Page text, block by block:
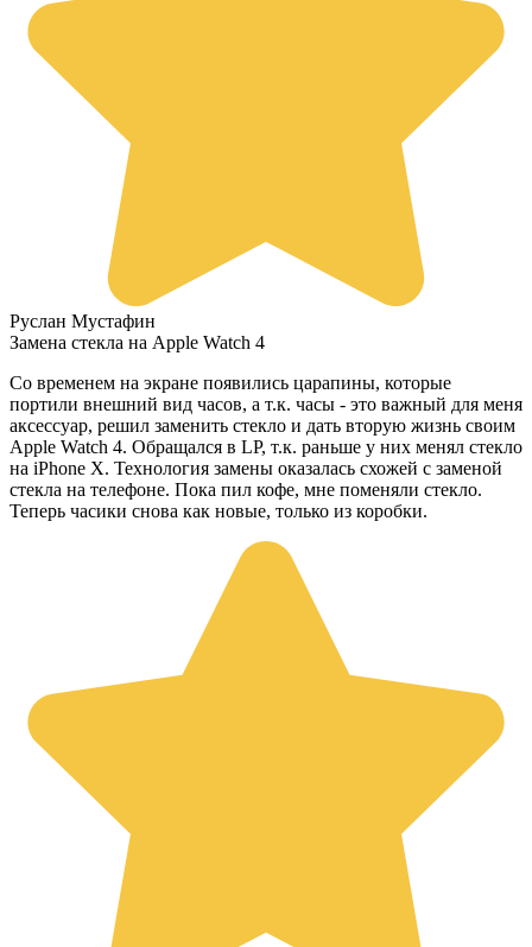
Руслан Мустафин
Замена стекла на Apple Watch 4
Со временем на экране появились царапины, которые
портили внешний вид часов, а т.к. часы - это важный для меня
аксессуар, решил заменить стекло и дать вторую жизнь своим
Apple Watch 4. Обращался в LP, т.к. раньше у них менял стекло
на iPhone X. Технология замены оказалась схожей с заменой
стекла на телефоне. Пока пил кофе, мне поменяли стекло.
Теперь часики снова как новые, только из коробки.